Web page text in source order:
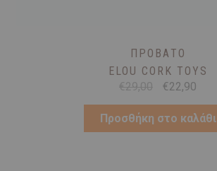
ΠΡΌΒΑΤΟ
ELOU CORK TOYS
€29,00
Original
was:
€29,00.
€22,90Η
τιμή
είναι:
Προσθήκη στο καλάθι